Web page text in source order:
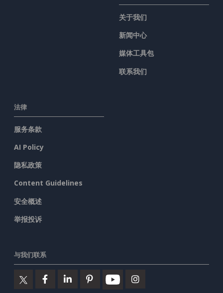
关于我们
新闻中心
媒体工具包
联系我们
法律
服务条款
AI Policy
隐私政策
Content Guidelines
安全概述
举报投诉
与我们联系